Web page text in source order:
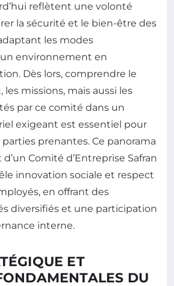
reflètent une volonté
la sécurité et le bien-être des
les modes
un environnement en
Dès lors, comprendre le
missions, mais aussi les
par ce comité dans un
exigeant est essentiel pour
parties prenantes. Ce panorama
Comité d’Entreprise Safran
innovation sociale et respect
en offrant des
diversifiés et une participation
interne.
ET
DU